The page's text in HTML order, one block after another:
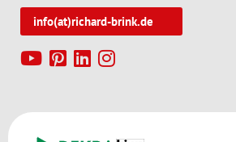
info(at)richard-brink.de